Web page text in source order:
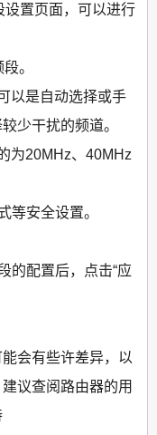
设置页面，可以进行
。
以是自动选择或手
少干扰的频道。
为20MHz、40MHz
等安全设置。
的配置后，点击“应
会有些许差异，以
议查阅路由器的用